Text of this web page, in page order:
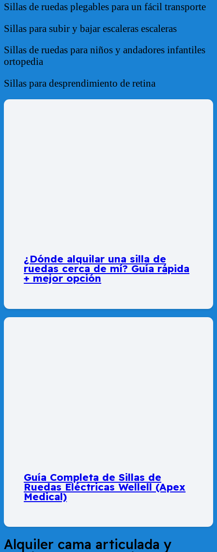
Sillas de ruedas plegables para un fácil transporte
Sillas para subir y bajar escaleras escaleras
Sillas de ruedas para niños y andadores infantiles
ortopedia
Sillas para desprendimiento de retina
¿Dónde alquilar una silla de
ruedas cerca de mí? Guía rápida
+ mejor opción
Guía Completa de Sillas de
Ruedas Eléctricas Wellell (Apex
Medical)
Alquiler cama articulada y